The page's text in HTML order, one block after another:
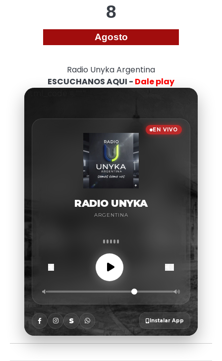
8
Agosto
Radio Unyka Argentina
ESCUCHANOS AQUI - Dale play